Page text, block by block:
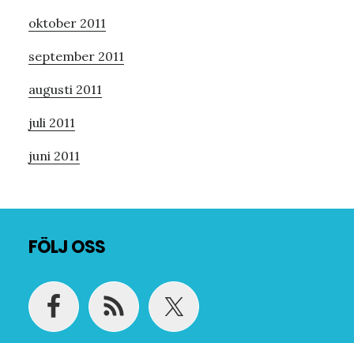
oktober 2011
september 2011
augusti 2011
juli 2011
juni 2011
FÖLJ OSS